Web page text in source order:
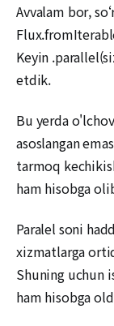
Avvalam bor,
Keyin
etdik.
Bu yerda
asoslangan
tarmoq
ham hisobga
Paralel soni
xizmatlarga
Shuning uchun
ham hisobga